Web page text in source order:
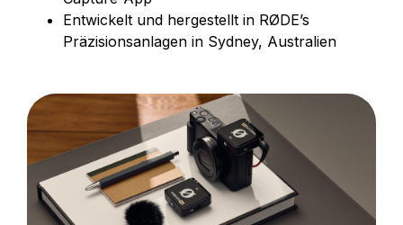
Entwickelt und hergestellt in RØDE’s
Präzisionsanlagen in Sydney, Australien